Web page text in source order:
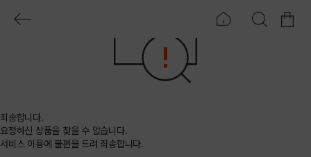
죄송합니다.
요청하신 상품을 찾을 수 없습니다.
서비스 이용에 불편을 드려 죄송합니다.